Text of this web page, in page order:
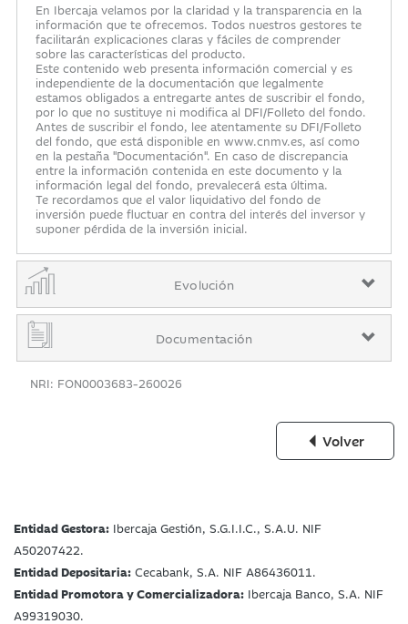
En Ibercaja velamos por la claridad y la transparencia en la
información que te ofrecemos. Todos nuestros gestores te
facilitarán explicaciones claras y fáciles de comprender
sobre las características del producto.
Este contenido web presenta información comercial y es
independiente de la documentación que legalmente
estamos obligados a entregarte antes de suscribir el fondo,
por lo que no sustituye ni modifica al DFI/Folleto del fondo.
Antes de suscribir el fondo, lee atentamente su DFI/Folleto
del fondo, que está disponible en www.cnmv.es, así como
en la pestaña "Documentación". En caso de discrepancia
entre la información contenida en este documento y la
información legal del fondo, prevalecerá esta última.
Te recordamos que el valor liquidativo del fondo de
inversión puede fluctuar en contra del interés del inversor y
suponer pérdida de la inversión inicial.
Evolución
Documentación
NRI: FON0003683-260026
Volver
Entidad Gestora: Ibercaja Gestión, S.G.I.I.C., S.A.U. NIF
A50207422.
Entidad Depositaria: Cecabank, S.A. NIF A86436011.
Entidad Promotora y Comercializadora: Ibercaja Banco, S.A. NIF
A99319030.